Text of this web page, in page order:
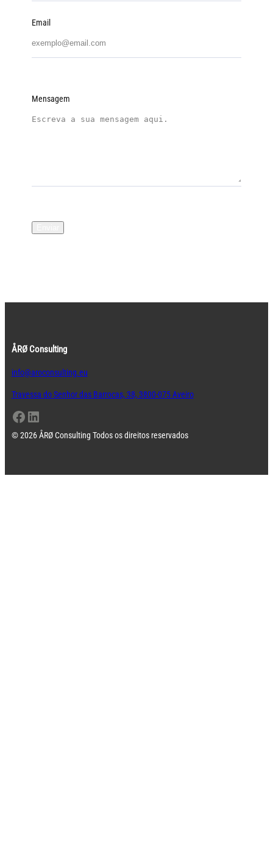
Email
Mensagem
ÅRØ Consulting
info@aroconsulting.eu
Travessa do Senhor das Barrocas, 38, 3800-075 Aveiro
Facebook LinkedIn
© 2026 ÅRØ Consulting Todos os direitos reservados